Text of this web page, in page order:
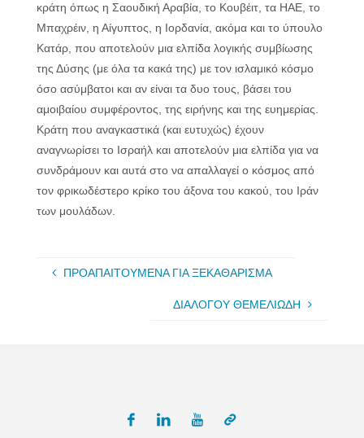
κράτη όπως η Σαουδική Αραβία, το Κουβέιτ, τα ΗΑΕ, το
Μπαχρέιν, η Αίγυπτος, η Ιορδανία, ακόμα και το ύπουλο
Κατάρ, που αποτελούν μια ελπίδα λογικής συμβίωσης
της Δύσης (με όλα τα κακά της) με τον ισλαμικό κόσμο
όσο ασύμβατοι και αν είναι τα δυο τους, βάσει του
αμοιβαίου συμφέροντος, της ειρήνης και της ευημερίας.
Κράτη που αναγκαστικά (και ευτυχώς) έχουν
αναγνωρίσει το Ισραήλ και αποτελούν μια ελπίδα για να
συνδράμουν και αυτά στο να απαλλαγεί ο κόσμος από
τον φρικωδέστερο κρίκο του άξονα του κακού, του Ιράν
των μουλάδων.
ΠΡΟΑΠΑΙΤΟΥΜΕΝΑ ΓΙΑ ΞΕΚΑΘΑΡΙΣΜΑ
ΔΙΑΛΟΓΟΥ ΘΕΜΕΛΙΩΔΗ